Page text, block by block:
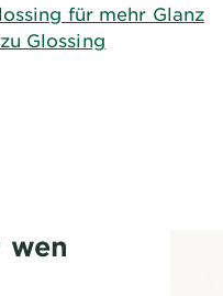
für mehr Glanz
Glossing
wen